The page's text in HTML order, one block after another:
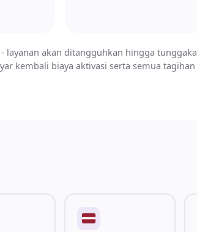
akan ditangguhkan hingga
kembali biaya aktivasi serta semua